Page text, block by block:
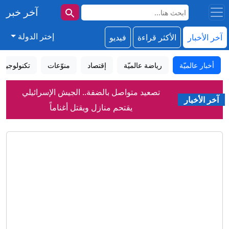
آخر خبر
آخر الأخبار الأكثر قراءة فيديو إختر الدولة
أخبار عالميّة رياضة عالميّة إقتصاد منوّعات تكنولوجيا
آخر الأخبار
تصعيد متواصل بالضفة.. الجيش الإسرائيلي
يقتحم منازل ويقتل أغناماً
بسبب صلاح.. طرابزون يعلن تسجيل رقم